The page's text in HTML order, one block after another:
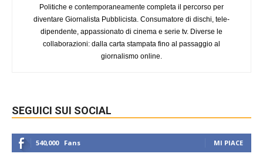
Politiche e contemporaneamente completa il percorso per
diventare Giornalista Pubblicista. Consumatore di dischi, tele-
dipendente, appassionato di cinema e serie tv. Diverse le
collaborazioni: dalla carta stampata fino al passaggio al
giornalismo online.
SEGUICI SUI SOCIAL
540,000 Fans MI PIACE